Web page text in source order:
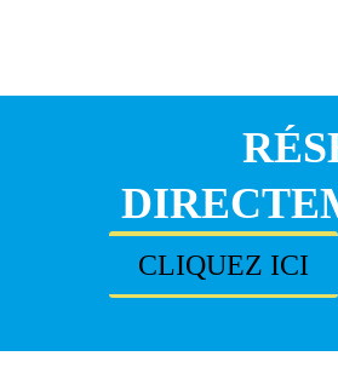
CLIQUEZ ICI